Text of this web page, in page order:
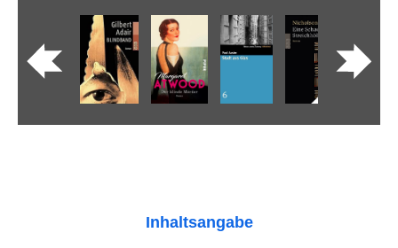
Inhaltsangabe